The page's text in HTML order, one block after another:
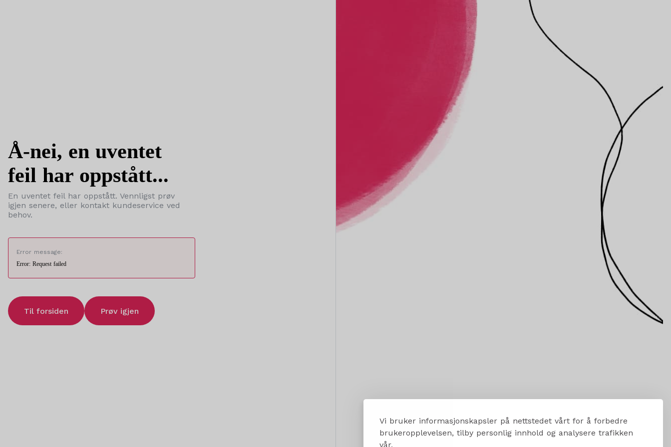
Vi bruker informasjonskapsler på nettstedet vårt for å forbedre
brukeropplevelsen, tilby personlig innhold og analysere trafikken
vår.
Å-nei, en uventet
feil har oppstått...
En uventet feil har oppstått. Vennligst prøv
igjen senere, eller kontakt kundeservice ved
behov.
Error message:
Error: Request failed
Til forsiden Prøv igjen